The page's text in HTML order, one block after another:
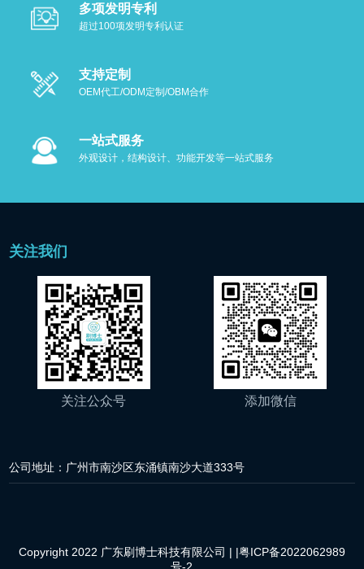
多项发明专利
超过100项发明专利认证
支持定制
OEM代工/ODM定制/OBM合作
一站式服务
外观设计，结构设计、功能开发等一站式服务
关注我们
关注公众号 添加微信
公司地址：广州市南沙区东涌镇南沙大道333号
Copyright 2022 广东刷博士科技有限公司 | |粤ICP备2022062989